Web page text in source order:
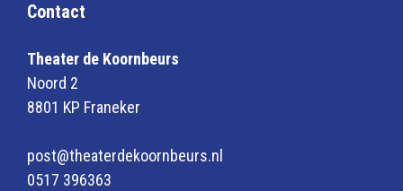
Contact
Theater de Koornbeurs
Noord 2
8801 KP Franeker
post@theaterdekoornbeurs.nl
0517 396363